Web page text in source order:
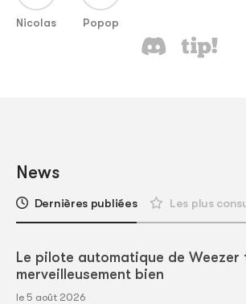
Nicolas Popop
News
Dernières publiées Les plus
Le pilote automatique de
merveilleusement bien
le 5 août 2026